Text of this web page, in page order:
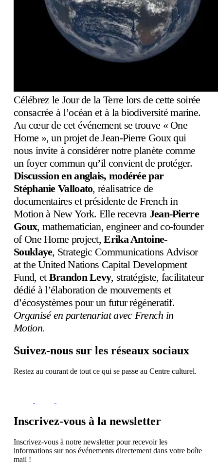
Célébrez le Jour de la Terre lors de cette soirée
consacrée à l’océan et à la biodiversité marine.
Au cœur de cet événement se trouve « One
Home », un projet de Jean-Pierre Goux qui
nous invite à considérer notre planète comme
un foyer commun qu’il convient de protéger.
Discussion en anglais, modérée par
Stéphanie Valloato, réalisatrice de
documentaires et présidente de French in
Motion à New York. Elle recevra Jean-Pierre
Goux, mathematician, engineer and co-founder
of One Home project,Erika Antoine-
Souklaye, Strategic Communications Advisor
at the United Nations Capital Development
Fund, et Brandon Levy, stratégiste, facilitateur
dédié à l’élaboration de mouvements et
d’écosystèmes pour un futur régéneratif.
Organisé en partenariat avec French in
Motion.
Suivez-nous sur les réseaux sociaux
Restez au courant de tout ce qui se passe au Centre culturel.
Inscrivez-vous à la newsletter
Inscrivez-vous à notre newsletter pour recevoir les
informations sur nos événements directement dans votre boîte
mail !